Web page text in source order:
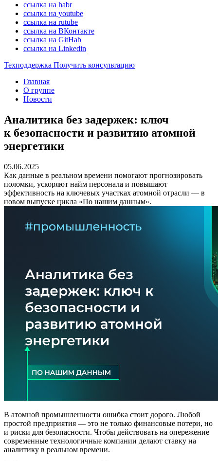
ссылка на habr
ссылка на youtube
ссылка на rutube
ссылка на ВКонтакте
ссылка на GitHab
ссылка на Linkedin
Техподдержка Получить консультацию
Главная
О группе
Новости
Аналитика без задержек: ключ
к безопасности и развитию атомной
энергетики
05.06.2025
Как данные в реальном времени помогают прогнозировать
поломки, ускоряют найм персонала и повышают
эффективность на ключевых участках атомной отрасли — в
новом выпуске цикла «По нашим данным».
В атомной промышленности ошибка стоит дорого. Любой
простой предприятия — это не только финансовые потери, но
и риски для безопасности. Чтобы действовать на опережение
современные технологичные компании делают ставку на
аналитику в реальном времени.